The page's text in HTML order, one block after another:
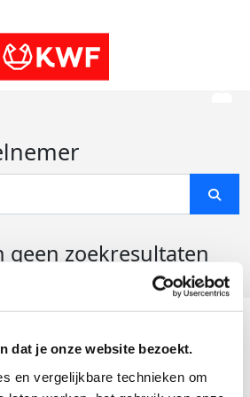
dat je onze website bezoekt.
en vergelijkbare technieken om
geen zoekresultaten